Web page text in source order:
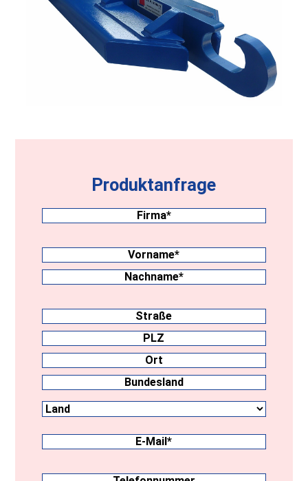
Produktanfrage
Firma(erforderlich)
Nachname(erforderlich)
Vorname
Anschrift
Straße
PLZ
Ort
E-
Mail(erforderlich)
Telefonnummer